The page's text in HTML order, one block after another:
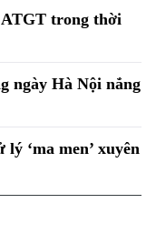
trong thời
ngày Hà Nội nắng
‘ma men’ xuyên